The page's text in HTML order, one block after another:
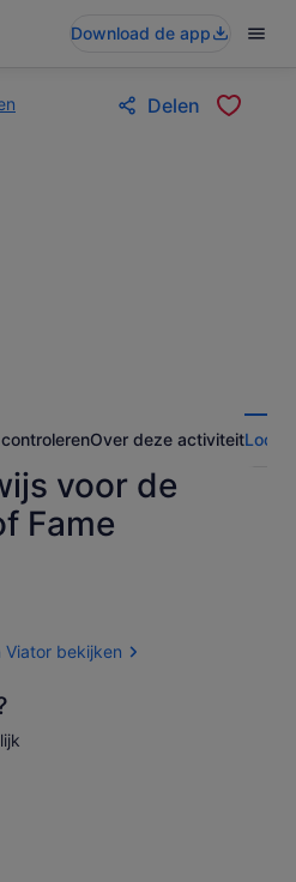
Download de app
Delen
Over deze activiteit
voor de
Fame
Viator bekijken